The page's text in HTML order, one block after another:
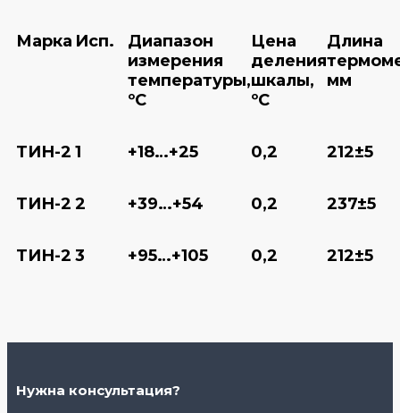
Марка Исп.
Диапазон
измерения
температуры,
ºC
Цена
деления
шкалы,
ºC
Длина
мм
ТИН-2 1 +18…+25 0,2 212±5
ТИН-2 2 +39…+54 0,2 237±5
ТИН-2 3 +95…+105 0,2 212±5
Нужна консультация?